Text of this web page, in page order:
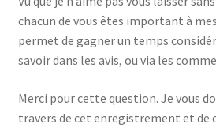
chacun de vous êtes important à
permet de gagner un temps
savoir dans les avis, ou via les
Merci pour cette question. Je vous
travers de cet enregistrement et de